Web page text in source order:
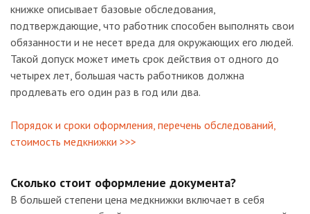
книжке описывает базовые обследования,
подтверждающие, что работник способен выполнять свои
обязанности и не несет вреда для окружающих его людей.
Такой допуск может иметь срок действия от одного до
четырех лет, большая часть работников должна
продлевать его один раз в год или два.
Порядок и сроки оформления, перечень обследований,
стоимость медкнижки >>>
Сколько стоит оформление документа?
В большей степени цена медкнижки включает в себя